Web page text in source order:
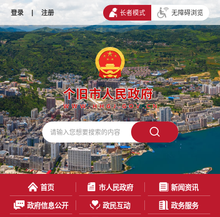
登录 | 注册 长者模式 无障碍浏览
首页 市人民政府 新闻资讯
政府信息公开 政民互动 政务服务